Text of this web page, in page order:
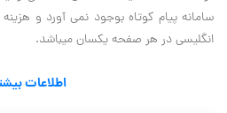
سامانه پیام کوتاه بوجود نمی آورد و
انگلیسی در هر صفحه یکسان میباشد.
اطلاعات